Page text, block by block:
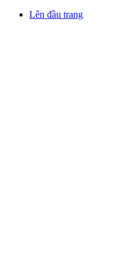
Lên đầu trang